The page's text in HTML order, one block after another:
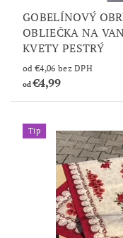
GOBELÍNOVÝ
OBLIEČKA NA
KVETY PESTRÝ
od €4,06 bez DPH
od€4,99
Tip